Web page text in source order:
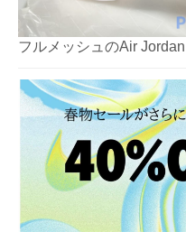
フルメッシュのAir